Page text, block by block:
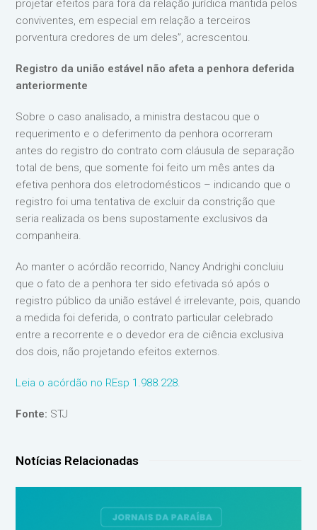
projetar efeitos para fora da relação jurídica mantida pelos
conviventes, em especial em relação a terceiros
porventura credores de um deles”, acrescentou.
Registro da união estável não afeta a penhora deferida
anteriormente
Sobre o caso analisado, a ministra destacou que o
requerimento e o deferimento da penhora ocorreram
antes do registro do contrato com cláusula de separação
total de bens, que somente foi feito um mês antes da
efetiva penhora dos eletrodomésticos – indicando que o
registro foi uma tentativa de excluir da constrição que
seria realizada os bens supostamente exclusivos da
companheira.
Ao manter o acórdão recorrido, Nancy Andrighi concluiu
que o fato de a penhora ter sido efetivada só após o
registro público da união estável é irrelevante, pois, quando
a medida foi deferida, o contrato particular celebrado
entre a recorrente e o devedor era de ciência exclusiva
dos dois, não projetando efeitos externos.
Leia o acórdão no REsp 1.988.228.
Fonte: STJ
Notícias Relacionadas